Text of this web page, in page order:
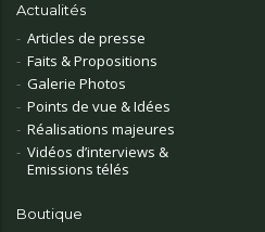
Actualités
Articles de presse
Faits & Propositions
Galerie Photos
Points de vue & Idées
Réalisations majeures
Vidéos d’interviews &
Emissions télés
Boutique